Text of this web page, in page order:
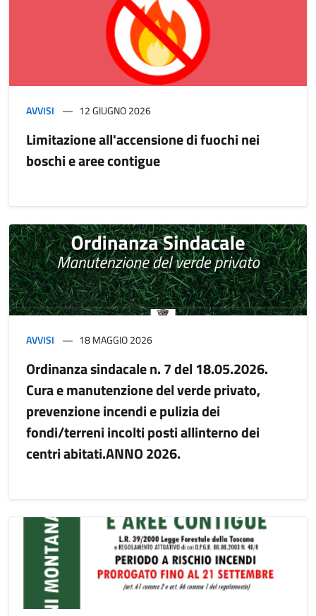
AVVISI 12 GIUGNO 2026
Limitazione all'accensione di fuochi nei
boschi e aree contigue
AVVISI 18 MAGGIO 2026
Ordinanza sindacale n. 7 del 18.05.2026.
Cura e manutenzione del verde privato,
prevenzione incendi e pulizia dei
fondi/terreni incolti posti allinterno dei
centri abitati.ANNO 2026.